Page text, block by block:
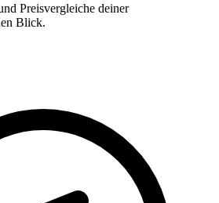
Preisvergleiche deiner
Blick.